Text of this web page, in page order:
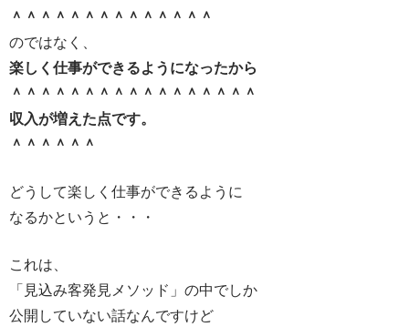
＾＾＾＾＾＾＾＾＾＾＾＾＾＾
のではなく、
楽しく仕事ができるようになったから
＾＾＾＾＾＾＾＾＾＾＾＾＾＾＾＾＾
収入が増えた点です。
＾＾＾＾＾＾
どうして楽しく仕事ができるように
なるかというと・・・
これは、
「見込み客発見メソッド」の中でしか
公開していない話なんですけど